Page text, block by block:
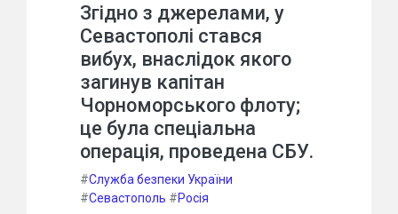
Згідно з джерелами, у
Севастополі стався
вибух, внаслідок якого
загинув капітан
Чорноморського флоту;
це була спеціальна
операція, проведена СБУ.
#Служба безпеки України
#Севастополь #Росія